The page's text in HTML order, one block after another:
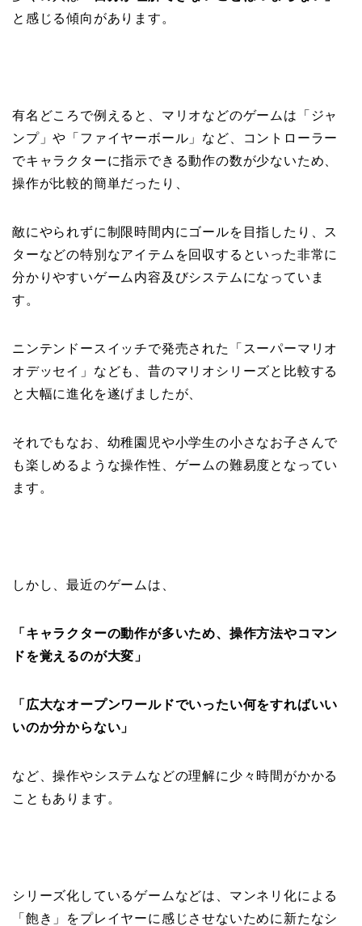
と感じる傾向があります。
有名どころで例えると、マリオなどのゲームは「ジャ
ンプ」や「ファイヤーボール」など、コントローラー
でキャラクターに指示できる動作の数が少ないため、
操作が比較的簡単だったり、
敵にやられずに制限時間内にゴールを目指したり、ス
ターなどの特別なアイテムを回収するといった非常に
分かりやすいゲーム内容及びシステムになっていま
す。
ニンテンドースイッチで発売された「スーパーマリオ
オデッセイ」なども、昔のマリオシリーズと比較する
と大幅に進化を遂げましたが、
それでもなお、幼稚園児や小学生の小さなお子さんで
も楽しめるような操作性、ゲームの難易度となってい
ます。
しかし、最近のゲームは、
「キャラクターの動作が多いため、操作方法やコマン
ドを覚えるのが大変」
「広大なオープンワールドでいったい何をすればいい
いのか分からない」
など、操作やシステムなどの理解に少々時間がかかる
こともあります。
シリーズ化しているゲームなどは、マンネリ化による
「飽き」をプレイヤーに感じさせないために新たなシ